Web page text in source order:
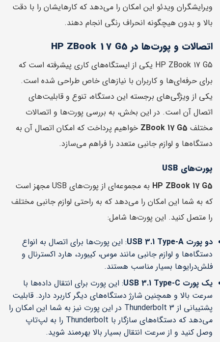
ویرایشگران ویدئو این امکان را می‌دهد که کارهایشان را با دقت
بالا و بدون هیچگونه انحراف رنگی انجام دهند.
اتصالات و پورت‌ها در HP ZBook 17 G5
HP ZBook 17 G5 یکی از ایستگاه‌های کاری پیشرفته است که
برای حرفه‌ای‌ها و کاربران با نیازهای خاص طراحی شده است.
یکی از ویژگی‌های برجسته این دستگاه، تنوع و قابلیت‌های
اتصال آن است. در این بخش، به بررسی پورت‌ها و اتصالات
مختلف ZBook 17 G5 خواهیم پرداخت که امکان اتصال آن به
دستگاه‌ها و لوازم جانبی متعدد را فراهم می‌سازد.
پورت‌های USB
HP ZBook 17 G5
به مجموعه‌ای از پورت‌های USB مجهز است
که به شما این امکان را می‌دهد که به راحتی لوازم جانبی مختلف
را متصل کنید. این پورت‌ها شامل:
دو پورت USB 3.1 Type-A
: این پورت‌ها برای اتصال به انواع
دستگاه‌ها و لوازم جانبی مانند موس، کیبورد، هارد اکسترنال و
فلش‌درایوها بسیار مناسب هستند.
یک پورت USB 3.1 Type-C
: این پورت برای انتقال داده‌ها با
سرعت بالا و همچنین شارژ دستگاه‌های دیگر کاربرد دارد. قابلیت
پشتیبانی از Thunderbolt 3 در این پورت نیز به شما این امکان را
می‌دهد که دستگاه‌های سازگار با Thunderbolt را به لپ‌تاپ
وصل کنید و از سرعت انتقال بسیار بالا بهره‌مند شوید.